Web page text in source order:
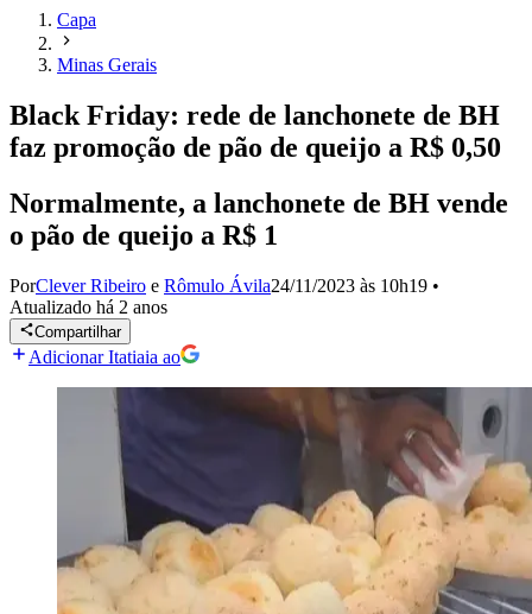
Capa
Minas Gerais
Black Friday: rede de lanchonete de BH
faz promoção de pão de queijo a R$ 0,50
Normalmente, a lanchonete de BH vende
o pão de queijo a R$ 1
PorClever Ribeiro e Rômulo Ávila24/11/2023 às 10h19 •
Atualizado há 2 anos
Compartilhar
Adicionar Itatiaia ao